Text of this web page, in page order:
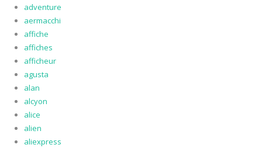
adventure
aermacchi
affiche
affiches
afficheur
agusta
alan
alcyon
alice
alien
aliexpress